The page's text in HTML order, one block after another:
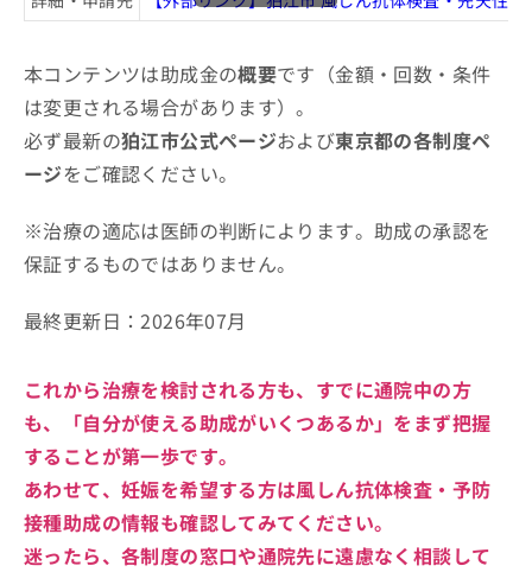
本コンテンツは助成金の概要です（金額・回数・条件
は変更される場合があります）。
必ず最新の狛江市公式ページおよび東京都の各制度ペ
ージをご確認ください。
※治療の適応は医師の判断によります。助成の承認を
保証するものではありません。
最終更新日：2026年07月
これから治療を検討される方も、すでに通院中の方
も、
「自分が使える助成がいくつあるか」 をまず把握
することが第一歩です。
あわせて、妊娠を希望する方は風しん抗体検査・予防
接種助成の情報も確認してみてください。
迷ったら、各制度の窓口や通院先に遠慮なく相談して